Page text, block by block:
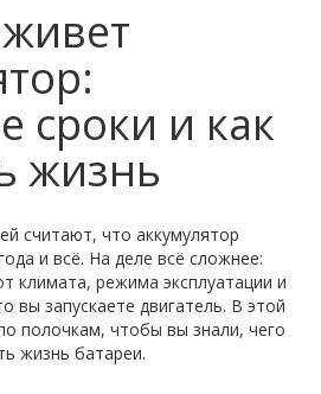
сроки и как
жизнь
считают, что аккумулятор
и всё. На деле всё сложнее:
климата, режима эксплуатации и
вы запускаете двигатель. В этой
полочкам, чтобы вы знали, чего
жизнь батареи.